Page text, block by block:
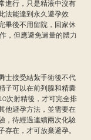
進行，只是精液中沒有
法能達到永久避孕效
畢後不用留院，回家休
，但應避免過量的體力
接受結紮手術後不代
子可以在前列腺和精囊
次射精後，才可完全排
他避孕方法，並需要在
，待經過連續兩次化驗
在，才可放棄避孕。